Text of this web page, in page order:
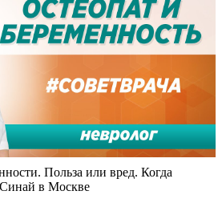
Польза или вред. Когда
в Москве